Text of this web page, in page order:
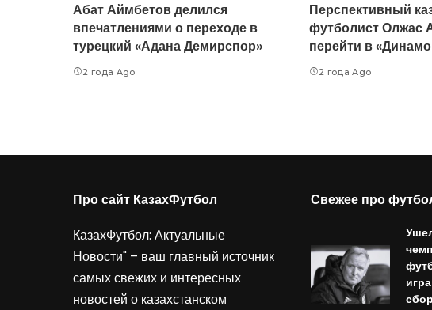
Абат Аймбетов делился
впечатлениями о переходе в
турецкий «Адана Демирспор»
2 года Ago
Перспективный
футболист Олжас
перейти в
2 года Ago
Про сайт КазахФутбол
КазахФутбол: Актуальные
Новости" – ваш главный источник
самых свежих и интересных
новостей о казахстанском
Свежее про